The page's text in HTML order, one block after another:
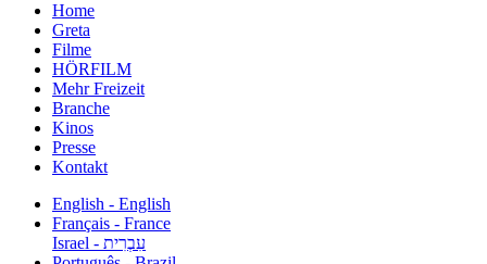
Home
Greta
Filme
HÖRFILM
Mehr Freizeit
Branche
Kinos
Presse
Kontakt
English - English
Français - France
עִבְרִית - Israel